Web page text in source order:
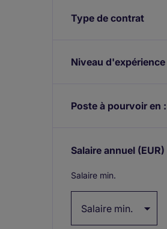
Type de contrat
Niveau d'expérience
Poste à pourvoir en :
Salaire annuel (EUR)
Salaire min.